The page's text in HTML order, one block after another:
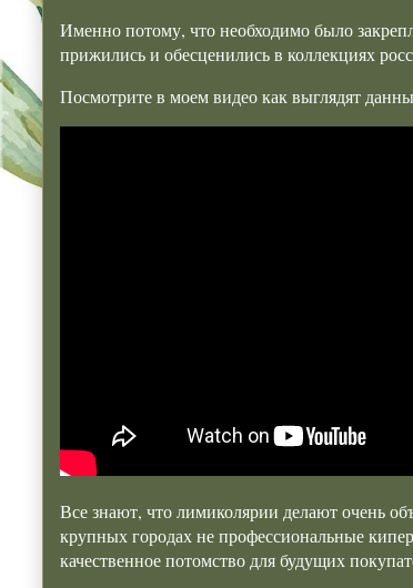
Именно потому, что необходимо было
прижились и обесценились в коллекциях
Посмотрите в моем видео как выглядят
Все знают, что лимиколярии делают очень
крупных городах не профессиональные
качественное потомство для будущих